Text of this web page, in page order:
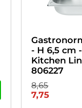
- H 6,5 cm
Kitchen
806227
8,65
7,75